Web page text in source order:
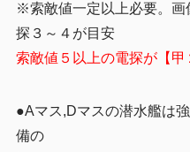
※索敵値一定以上必要。画
探３～４が目安
索敵値５以上の電探が【
●Aマス,Dマスの潜水艦は
備の